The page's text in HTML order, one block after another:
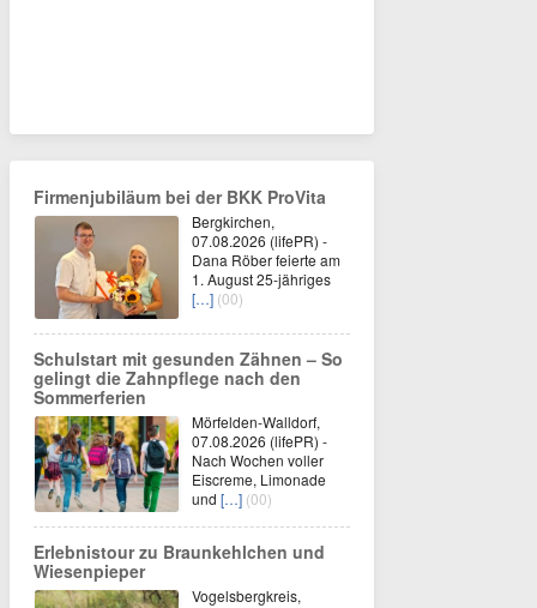
Firmenjubiläum bei der BKK ProVita
Bergkirchen,
07.08.2026 (lifePR) -
Dana Röber feierte am
1. August 25-jähriges
[…] (00)
Schulstart mit gesunden Zähnen – So
gelingt die Zahnpflege nach den
Sommerferien
Mörfelden-Walldorf,
07.08.2026 (lifePR) -
Nach Wochen voller
Eiscreme, Limonade
und […] (00)
Erlebnistour zu Braunkehlchen und
Wiesenpieper
Vogelsbergkreis,